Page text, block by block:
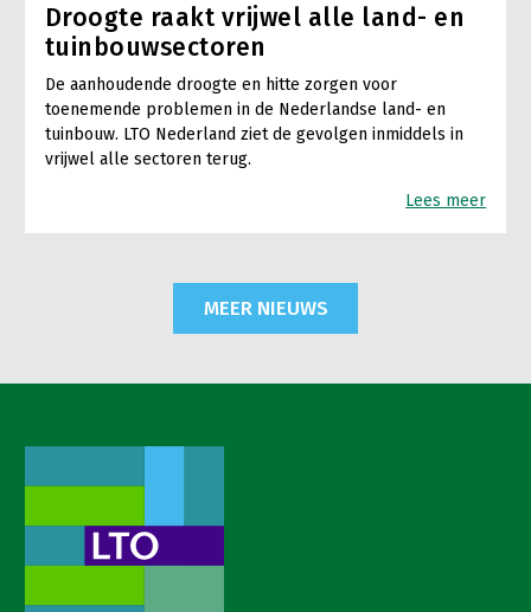
Droogte raakt vrijwel alle land- en
tuinbouwsectoren
De aanhoudende droogte en hitte zorgen voor
toenemende problemen in de Nederlandse land- en
tuinbouw. LTO Nederland ziet de gevolgen inmiddels in
vrijwel alle sectoren terug.
Lees meer
MEER NIEUWS